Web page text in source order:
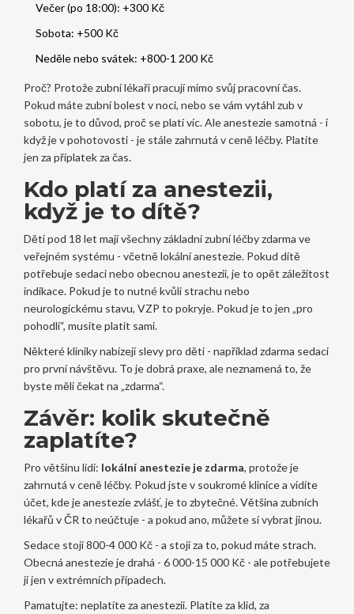
Večer (po 18:00): +300 Kč
Sobota: +500 Kč
Neděle nebo svátek: +800-1 200 Kč
Proč? Protože zubní lékaři pracují mimo svůj pracovní čas.
Pokud máte zubní bolest v noci, nebo se vám vytáhl zub v
sobotu, je to důvod, proč se platí víc. Ale anestezie samotná - i
když je v pohotovosti - je stále zahrnutá v ceně léčby. Platíte
jen za příplatek za čas.
Kdo platí za anestezii,
když je to dítě?
Děti pod 18 let mají všechny základní zubní léčby zdarma ve
veřejném systému - včetně lokální anestezie. Pokud dítě
potřebuje sedaci nebo obecnou anestezii, je to opět záležitost
indikace. Pokud je to nutné kvůli strachu nebo
neurologickému stavu, VZP to pokryje. Pokud je to jen „pro
pohodlí“, musíte platit sami.
Některé kliniky nabízejí slevy pro děti - například zdarma sedaci
pro první návštěvu. To je dobrá praxe, ale neznamená to, že
byste měli čekat na „zdarma“.
Závěr: kolik skutečně
zaplatíte?
Pro většinu lidí: lokální anestezie je zdarma, protože je
zahrnutá v ceně léčby. Pokud jste v soukromé klinice a vidíte
účet, kde je anestezie zvlášť, je to zbytečné. Většina zubních
lékařů v ČR to neúčtuje - a pokud ano, můžete si vybrat jinou.
Sedace stojí 800-4 000 Kč - a stojí za to, pokud máte strach.
Obecná anestezie je drahá - 6 000-15 000 Kč - ale potřebujete
ji jen v extrémních případech.
Pamatujte: neplatíte za anestezii. Platíte za klid, za